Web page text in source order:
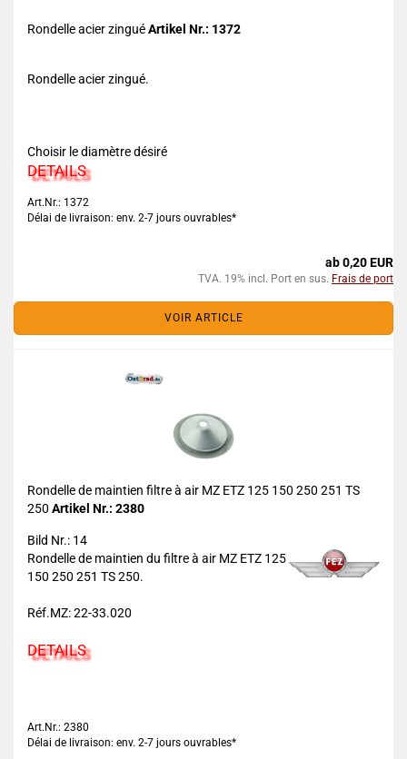
Rondelle acier zinguéArtikel Nr.: 1372
Rondelle acier zingué.
Choisir le diamètre désiré
DETAILS
Art.Nr.: 1372
Délai de livraison: env. 2-7 jours ouvrables*
ab 0,20 EUR
TVA. 19% incl. Port en sus. Frais de port
VOIR ARTICLE
Rondelle de maintien filtre à air MZ ETZ 125 150 250 251 TS
250 Artikel Nr.: 2380
Bild Nr.: 14
Rondelle de maintien du filtre à air MZ ETZ 125
150 250 251 TS 250.
Réf.MZ: 22-33.020
DETAILS
Art.Nr.: 2380
Délai de livraison: env. 2-7 jours ouvrables*